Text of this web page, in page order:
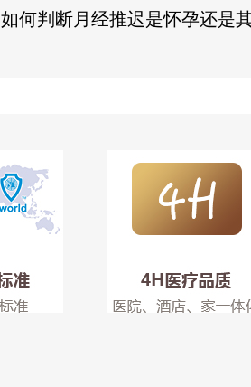
如何判断月经推迟是怀孕还是